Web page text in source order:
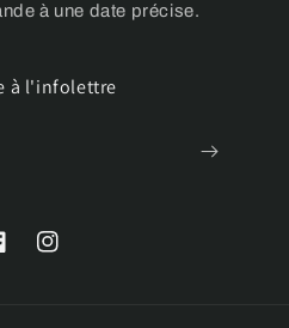
à une date précise.
à l'infolettre
Instagram